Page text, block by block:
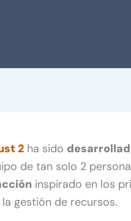
2 ha sido
de tan solo 2
inspirado en los
gestión de recursos.